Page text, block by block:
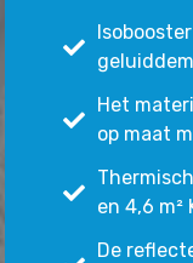
Het
op maat
en 4,6 m²
De